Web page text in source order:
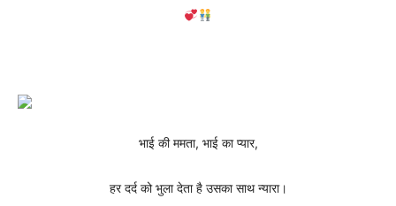
भाई की ममता, भाई का प्यार,
हर दर्द को भुला देता है उसका साथ न्यारा।